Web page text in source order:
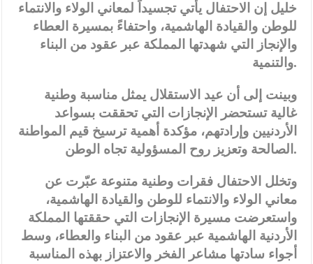
خليل إن الاحتفال يأتي تجسيداً لمعاني الولاء والانتماء
للوطن والقيادة الهاشمية، واحتفاءً بمسيرة العطاء
والإنجاز التي شهدتها المملكة عبر عقود من البناء
والتنمية.
وبينت إلى أن عيد الاستقلال يمثل مناسبة وطنية
غالية تستحضر الإنجازات التي تحققت بسواعد
الأردنيين وإرادتهم، مؤكدة أهمية ترسيخ قيم المواطنة
الصالحة وتعزيز روح المسؤولية تجاه الوطن.
وتخلل الاحتفال فقرات وطنية متنوعة عبّرت عن
معاني الولاء والانتماء للوطن والقيادة الهاشمية،
واستعرضت مسيرة الإنجازات التي حققتها المملكة
الأردنية الهاشمية عبر عقود من البناء والعطاء، وسط
أجواء سادتها مشاعر الفخر والاعتزاز بهذه المناسبة